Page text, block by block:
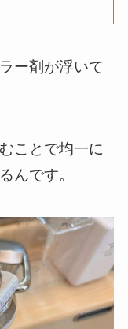
ー剤が浮いて
ことで均一に
んです。